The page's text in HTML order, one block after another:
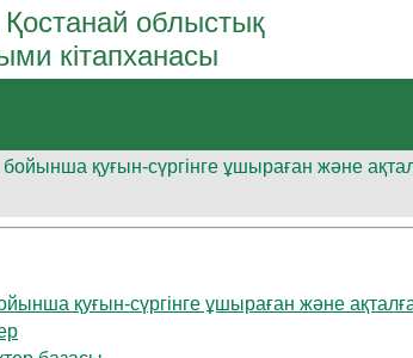
Қостанай облыстық
кітапханасы
қуғын-сүргінге ұшыраған және
қуғын-сүргінге ұшыраған және